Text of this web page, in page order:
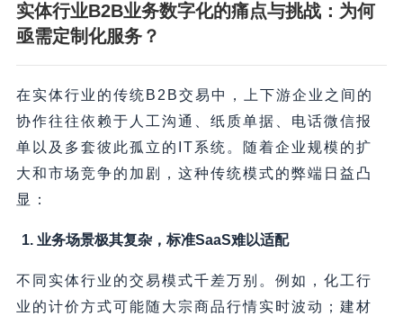
实体行业B2B业务数字化的痛点与挑战：为何
亟需定制化服务？
在实体行业的传统B2B交易中，上下游企业之间的
协作往往依赖于人工沟通、纸质单据、电话微信报
单以及多套彼此孤立的IT系统。随着企业规模的扩
大和市场竞争的加剧，这种传统模式的弊端日益凸
显：
1. 业务场景极其复杂，标准SaaS难以适配
不同实体行业的交易模式千差万别。例如，化工行
业的计价方式可能随大宗商品行情实时波动；建材